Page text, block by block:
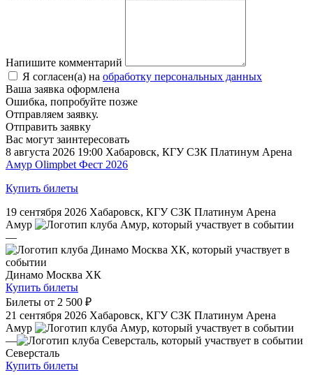
Напишите комментарий
Я согласен(а) на обработку персональных данных
Ваша заявка оформлена
Ошибка, попробуйте позже
Отправляем заявку.
Отправить заявку
Вас могут заинтересовать
8 августа 2026 19:00 Хабаровск, КГУ СЗК Платинум Арена
Амур Olimpbet Фест 2026
Купить билеты
19 сентября 2026 Хабаровск, КГУ СЗК Платинум Арена
Амур
—
Динамо Москва ХК
Купить билеты
Билеты от 2 500 ₽
21 сентября 2026 Хабаровск, КГУ СЗК Платинум Арена
Амур
—
Северсталь
Купить билеты